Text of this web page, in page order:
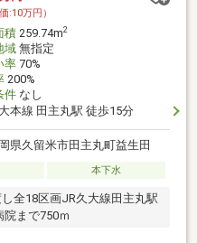
:10万円）
積259.74m2
域無指定
率70%
200%
件なし
本線 田主丸駅 徒歩15分
県久留米市田主丸町益生田
本下水
全18区画JR久大線田主丸駅
院まで750ｍ